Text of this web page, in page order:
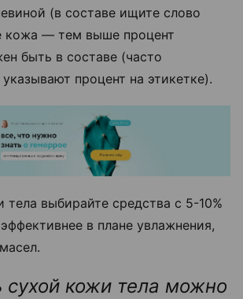
(в составе ищите слово
кожа — тем выше процент
быть в составе (часто
процент на этикетке).
выбирайте средства с 5-10%
в плане увлажнения,
сухой кожи тела можно